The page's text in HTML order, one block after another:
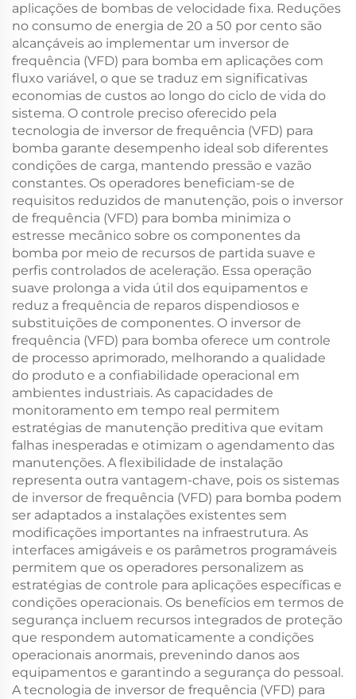
aplicações de bombas de velocidade fixa. Reduções
no consumo de energia de 20 a 50 por cento são
alcançáveis ao implementar um inversor de
frequência (VFD) para bomba em aplicações com
fluxo variável, o que se traduz em significativas
economias de custos ao longo do ciclo de vida do
sistema. O controle preciso oferecido pela
tecnologia de inversor de frequência (VFD) para
bomba garante desempenho ideal sob diferentes
condições de carga, mantendo pressão e vazão
constantes. Os operadores beneficiam-se de
requisitos reduzidos de manutenção, pois o inversor
de frequência (VFD) para bomba minimiza o
estresse mecânico sobre os componentes da
bomba por meio de recursos de partida suave e
perfis controlados de aceleração. Essa operação
suave prolonga a vida útil dos equipamentos e
reduz a frequência de reparos dispendiosos e
substituições de componentes. O inversor de
frequência (VFD) para bomba oferece um controle
de processo aprimorado, melhorando a qualidade
do produto e a confiabilidade operacional em
ambientes industriais. As capacidades de
monitoramento em tempo real permitem
estratégias de manutenção preditiva que evitam
falhas inesperadas e otimizam o agendamento das
manutenções. A flexibilidade de instalação
representa outra vantagem-chave, pois os sistemas
de inversor de frequência (VFD) para bomba podem
ser adaptados a instalações existentes sem
modificações importantes na infraestrutura. As
interfaces amigáveis e os parâmetros programáveis
permitem que os operadores personalizem as
estratégias de controle para aplicações específicas e
condições operacionais. Os benefícios em termos de
segurança incluem recursos integrados de proteção
que respondem automaticamente a condições
operacionais anormais, prevenindo danos aos
equipamentos e garantindo a segurança do pessoal.
A tecnologia de inversor de frequência (VFD) para